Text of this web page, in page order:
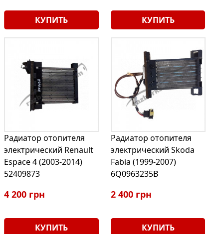
КУПИТЬ КУПИТЬ
Радиатор отопителя
электрический Renault
Espace 4 (2003-2014)
52409873
4 200 грн
КУПИТЬ
Радиатор отопителя
электрический Skoda
Fabia (1999-2007)
6Q0963235B
2 400 грн
КУПИТЬ